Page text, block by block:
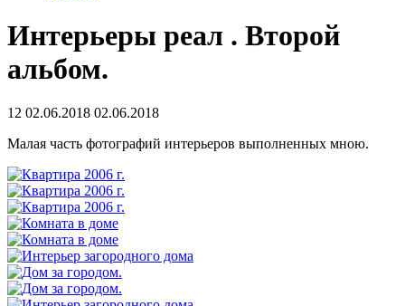
Интерьеры реал . Второй
альбом.
12 02.06.2018 02.06.2018
Малая часть фотографий интерьеров выполненных мною.